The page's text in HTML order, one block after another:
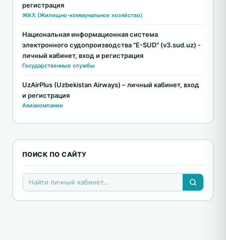
регистрация
ЖКХ (Жилищно-коммунальное хозяйство)
Национальная информационная система
электронного судопроизводства "E-SUD" (v3.sud.uz) -
личный кабинет, вход и регистрация
Государственные службы
UzAirPlus (Uzbekistan Airways) – личный кабинет, вход
и регистрация
Авиакомпании
ПОИСК ПО САЙТУ